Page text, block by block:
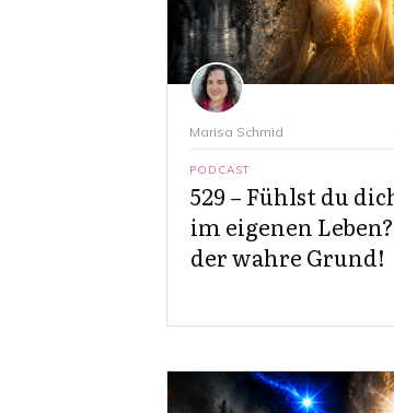
Marisa Schmid
PODCAST
529 – Fühlst du
im eigenen
der wahre Grund!